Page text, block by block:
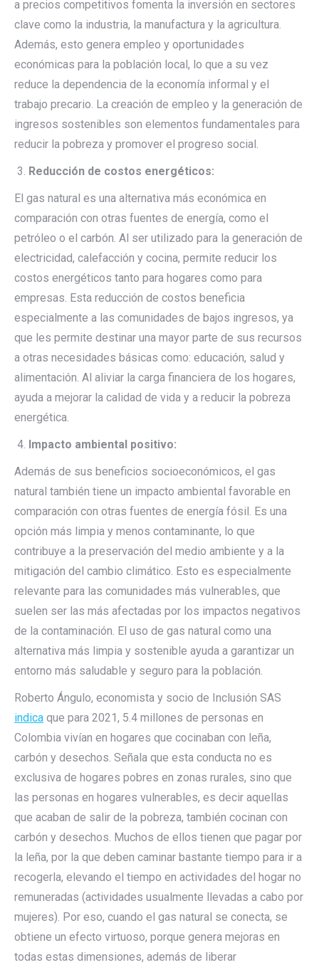
a precios competitivos fomenta la inversión en sectores
clave como la industria, la manufactura y la agricultura.
Además, esto genera empleo y oportunidades
económicas para la población local, lo que a su vez
reduce la dependencia de la economía informal y el
trabajo precario. La creación de empleo y la generación de
ingresos sostenibles son elementos fundamentales para
reducir la pobreza y promover el progreso social.
Reducción de costos energéticos:
El gas natural es una alternativa más económica en
comparación con otras fuentes de energía, como el
petróleo o el carbón. Al ser utilizado para la generación de
electricidad, calefacción y cocina, permite reducir los
costos energéticos tanto para hogares como para
empresas. Esta reducción de costos beneficia
especialmente a las comunidades de bajos ingresos, ya
que les permite destinar una mayor parte de sus recursos
a otras necesidades básicas como: educación, salud y
alimentación. Al aliviar la carga financiera de los hogares,
ayuda a mejorar la calidad de vida y a reducir la pobreza
energética.
Impacto ambiental positivo:
Además de sus beneficios socioeconómicos, el gas
natural también tiene un impacto ambiental favorable en
comparación con otras fuentes de energía fósil. Es una
opción más limpia y menos contaminante, lo que
contribuye a la preservación del medio ambiente y a la
mitigación del cambio climático. Esto es especialmente
relevante para las comunidades más vulnerables, que
suelen ser las más afectadas por los impactos negativos
de la contaminación. El uso de gas natural como una
alternativa más limpia y sostenible ayuda a garantizar un
entorno más saludable y seguro para la población.
Roberto Ángulo, economista y socio de Inclusión SAS
indica que para 2021, 5.4 millones de personas en
Colombia vivían en hogares que cocinaban con leña,
carbón y desechos. Señala que esta conducta no es
exclusiva de hogares pobres en zonas rurales, sino que
las personas en hogares vulnerables, es decir aquellas
que acaban de salir de la pobreza, también cocinan con
carbón y desechos. Muchos de ellos tienen que pagar por
la leña, por la que deben caminar bastante tiempo para ir a
recogerla, elevando el tiempo en actividades del hogar no
remuneradas (actividades usualmente llevadas a cabo por
mujeres). Por eso, cuando el gas natural se conecta, se
obtiene un efecto virtuoso, porque genera mejoras en
todas estas dimensiones, además de liberar